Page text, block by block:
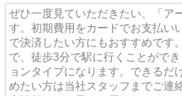
ぜひ一度見ていただきたい、「ア
す。初期費用をカードでお支払い
で決済したい方にもおすすめです
で、徒歩3分で駅に行くことがで
ョンタイプになります。できるだ
めたい方は当社スタッフまでご連